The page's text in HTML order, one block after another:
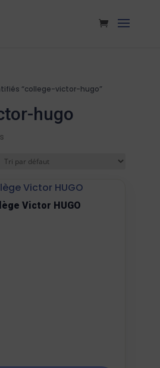
“college-victor-hugo”
hugo
Victor HUGO